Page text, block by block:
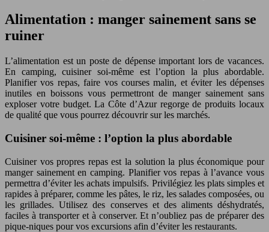
Alimentation : manger sainement sans se
ruiner
L’alimentation est un poste de dépense important lors de vacances.
En camping, cuisiner soi-même est l’option la plus abordable.
Planifier vos repas, faire vos courses malin, et éviter les dépenses
inutiles en boissons vous permettront de manger sainement sans
exploser votre budget. La Côte d’Azur regorge de produits locaux
de qualité que vous pourrez découvrir sur les marchés.
Cuisiner soi-même : l’option la plus abordable
Cuisiner vos propres repas est la solution la plus économique pour
manger sainement en camping. Planifier vos repas à l’avance vous
permettra d’éviter les achats impulsifs. Privilégiez les plats simples et
rapides à préparer, comme les pâtes, le riz, les salades composées, ou
les grillades. Utilisez des conserves et des aliments déshydratés,
faciles à transporter et à conserver. Et n’oubliez pas de préparer des
pique-niques pour vos excursions afin d’éviter les restaurants.